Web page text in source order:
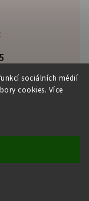
sociálních médií
cookies. Více
práva